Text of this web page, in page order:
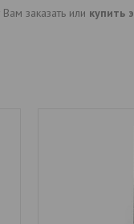
заказать или купить